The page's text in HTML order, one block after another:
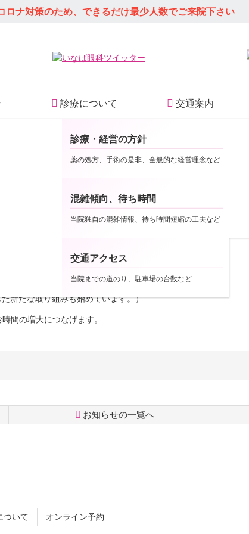
ロナ対策のため、できるだけ最少人数でご来院下さい
当院の特徴
診療について 交通案内
診療・経営の方針
薬の処方、手術の是非、全般的な経営理念など
混雑傾向、待ち時間
当院独自の混雑情報、待ち時間短縮の工夫など
交通アクセス
当院までの道のり、駐車場の台数など
員が同時並行で実施
新たな取り組みも始めています。）
間の増大につなげます。
お知らせの一覧へ
ついて オンライン予約